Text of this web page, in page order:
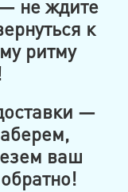
не ждите
к
ритму
—
ваш